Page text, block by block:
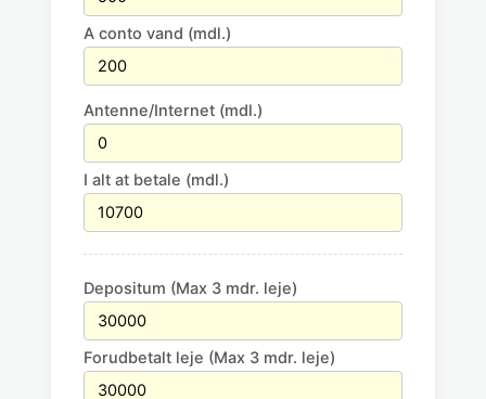
A conto vand (mdl.)
Antenne/Internet (mdl.)
I alt at betale (mdl.)
Depositum (Max 3 mdr. leje)
Forudbetalt leje (Max 3 mdr. leje)